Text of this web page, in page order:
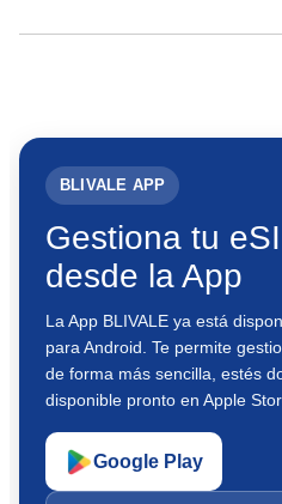
BLIVALE APP
Gestiona tu
desde la App
La App BLIVALE ya está
para Android. Te permite
de forma más sencilla, estés
disponible pronto en Apple
Google Play